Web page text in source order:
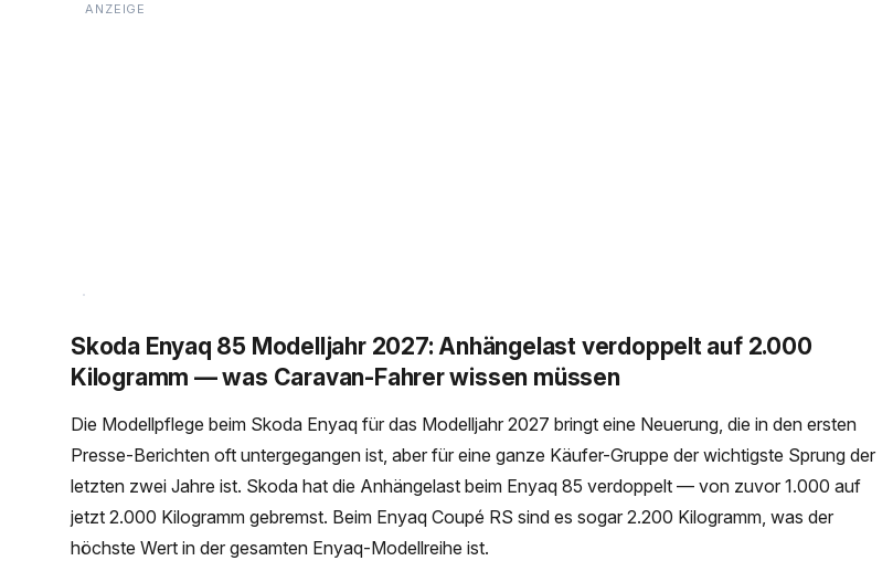
Skoda Enyaq 85 Modelljahr 2027: Anhängelast verdoppelt auf 2.000
Kilogramm — was Caravan-Fahrer wissen müssen
Die Modellpflege beim Skoda Enyaq für das Modelljahr 2027 bringt eine Neuerung, die in den ersten
Presse-Berichten oft untergegangen ist, aber für eine ganze Käufer-Gruppe der wichtigste Sprung der
letzten zwei Jahre ist. Skoda hat die Anhängelast beim Enyaq 85 verdoppelt — von zuvor 1.000 auf
jetzt 2.000 Kilogramm gebremst. Beim Enyaq Coupé RS sind es sogar 2.200 Kilogramm, was der
höchste Wert in der gesamten Enyaq-Modellreihe ist.